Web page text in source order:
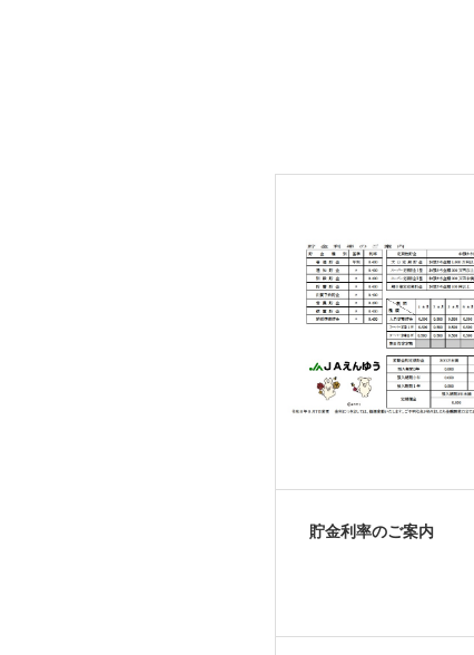
貯金利率のご案内